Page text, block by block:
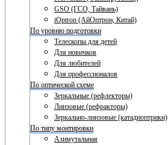
GSO (ГСО, Тайвань)
iOptron (АйОптрон, Китай)
По уровню подготовки
Телескопы для детей
Для новичков
Для любителей
Для профессионалов
По оптической схеме
Зеркальные (рефлекторы)
Линзовые (рефракторы)
Зеркально-линзовые (катадиоптрики)
По типу монтировки
Азимутальная